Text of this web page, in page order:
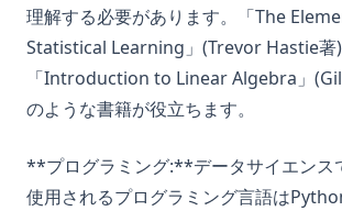
理解する必要があります。「The
Statistical Learning」(Trevor Hastie著
「Introduction to Linear Algebra」
のような書籍が役立ちます。
**プログラミング:**データサイエンス
使用されるプログラミング言語は